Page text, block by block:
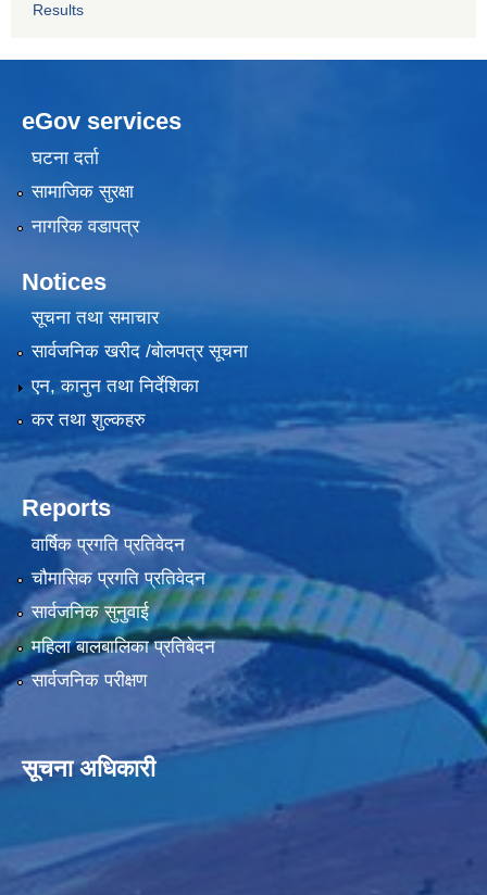
Results
eGov services
घटना दर्ता
सामाजिक सुरक्षा
नागरिक वडापत्र
Notices
सूचना तथा समाचार
सार्वजनिक खरीद /बोलपत्र सूचना
एन, कानुन तथा निर्देशिका
कर तथा शुल्कहरु
Reports
वार्षिक प्रगति प्रतिवेदन
चौमासिक प्रगति प्रतिवेदन
सार्वजनिक सुनुवाई
महिला बालबालिका प्रतिबेदन
सार्वजनिक परीक्षण
सूचना अधिकारी